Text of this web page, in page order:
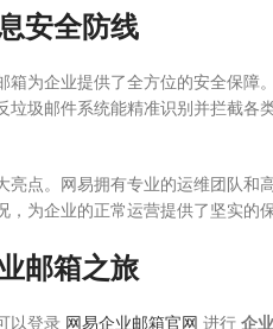
安全防线
箱为企业提供了全方位的安全保
垃圾邮件系统能精准识别并拦截
亮点。网易拥有专业的运维团队
为企业的正常运营提供了坚实的保
邮箱之旅
以登录 网易企业邮箱官网 进行 企